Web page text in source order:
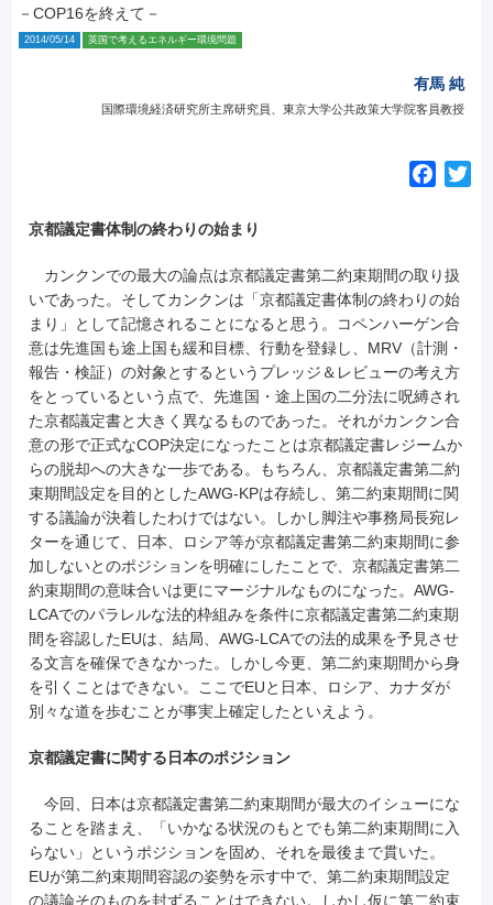
－COP16を終えて－
2014/05/14 英国で考えるエネルギー環境問題
有馬 純
国際環境経済研究所主席研究員、東京大学公共政策大学院客員教授
b
o
o
k
京都議定書体制の終わりの始まり
カンクンでの最大の論点は京都議定書第二約束期間の取り扱
いであった。そしてカンクンは「京都議定書体制の終わりの始
まり」として記憶されることになると思う。コペンハーゲン合
意は先進国も途上国も緩和目標、行動を登録し、MRV（計測・
報告・検証）の対象とするというプレッジ＆レビューの考え方
をとっているという点で、先進国・途上国の二分法に呪縛され
た京都議定書と大きく異なるものであった。それがカンクン合
意の形で正式なCOP決定になったことは京都議定書レジームか
らの脱却への大きな一歩である。もちろん、京都議定書第二約
束期間設定を目的としたAWG-KPは存続し、第二約束期間に関
する議論が決着したわけではない。しかし脚注や事務局長宛レ
ターを通じて、日本、ロシア等が京都議定書第二約束期間に参
加しないとのポジションを明確にしたことで、京都議定書第二
約束期間の意味合いは更にマージナルなものになった。AWG-
LCAでのパラレルな法的枠組みを条件に京都議定書第二約束期
間を容認したEUは、結局、AWG-LCAでの法的成果を予見させ
る文言を確保できなかった。しかし今更、第二約束期間から身
を引くことはできない。ここでEUと日本、ロシア、カナダが
別々な道を歩むことが事実上確定したといえよう。
京都議定書に関する日本のポジション
今回、日本は京都議定書第二約束期間が最大のイシューにな
ることを踏まえ、「いかなる状況のもとでも第二約束期間に入
らない」というポジションを固め、それを最後まで貫いた。
EUが第二約束期間容認の姿勢を示す中で、第二約束期間設定
の議論そのものを封ずることはできない。しかし仮に第二約束